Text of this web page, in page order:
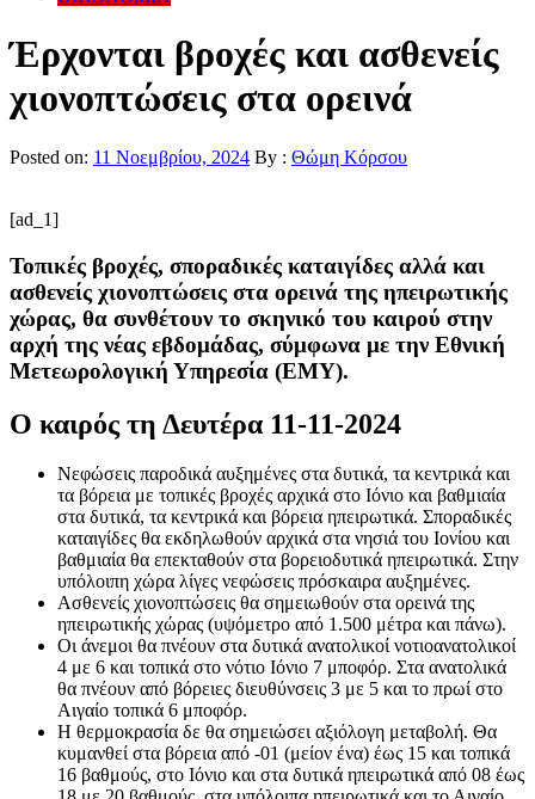
Έρχονται βροχές και ασθενείς
χιονοπτώσεις στα ορεινά
Posted on: 11 Νοεμβρίου, 2024 By : Θώμη Κόρσου
[ad_1]
Τοπικές βροχές, σποραδικές καταιγίδες αλλά και
ασθενείς χιονοπτώσεις στα ορεινά της ηπειρωτικής
χώρας, θα συνθέτουν το σκηνικό του καιρού στην
αρχή της νέας εβδομάδας, σύμφωνα με την Εθνική
Μετεωρολογική Υπηρεσία (ΕΜΥ).
Ο καιρός τη Δευτέρα 11-11-2024
Νεφώσεις παροδικά αυξημένες στα δυτικά, τα κεντρικά και
τα βόρεια με τοπικές βροχές αρχικά στο Ιόνιο και βαθμιαία
στα δυτικά, τα κεντρικά και βόρεια ηπειρωτικά. Σποραδικές
καταιγίδες θα εκδηλωθούν αρχικά στα νησιά του Ιονίου και
βαθμιαία θα επεκταθούν στα βορειοδυτικά ηπειρωτικά. Στην
υπόλοιπη χώρα λίγες νεφώσεις πρόσκαιρα αυξημένες.
Ασθενείς χιονοπτώσεις θα σημειωθούν στα ορεινά της
ηπειρωτικής χώρας (υψόμετρο από 1.500 μέτρα και πάνω).
Οι άνεμοι θα πνέουν στα δυτικά ανατολικοί νοτιοανατολικοί
4 με 6 και τοπικά στο νότιο Ιόνιο 7 μποφόρ. Στα ανατολικά
θα πνέουν από βόρειες διευθύνσεις 3 με 5 και το πρωί στο
Αιγαίο τοπικά 6 μποφόρ.
Η θερμοκρασία δε θα σημειώσει αξιόλογη μεταβολή. Θα
κυμανθεί στα βόρεια από -01 (μείον ένα) έως 15 και τοπικά
16 βαθμούς, στο Ιόνιο και στα δυτικά ηπειρωτικά από 08 έως